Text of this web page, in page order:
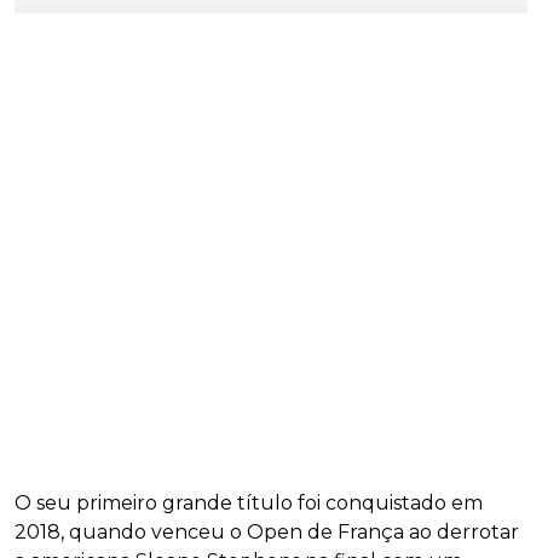
O seu primeiro grande título foi conquistado em
2018, quando venceu o Open de França ao derrotar